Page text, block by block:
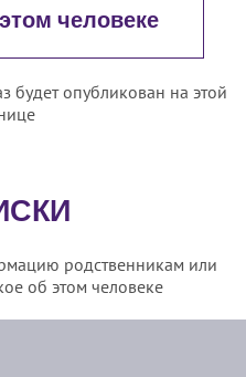
человеке
будет опубликован на этой
родственникам или
об этом человеке